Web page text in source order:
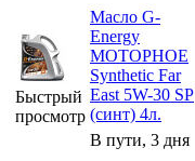
Быстрый
просмотр
Масло G-
Energy
МОТОРНОЕ
Synthetic Far
East 5W-30 SP
(синт) 4л.
В пути, 3 дня